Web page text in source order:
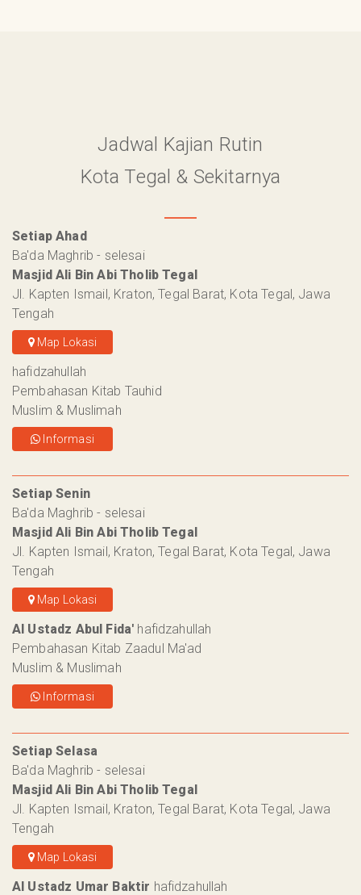
Jadwal Kajian Rutin
Kota Tegal & Sekitarnya
Setiap Ahad
Ba'da Maghrib - selesai
Masjid Ali Bin Abi Tholib Tegal
Jl. Kapten Ismail, Kraton, Tegal Barat, Kota Tegal, Jawa
Tengah
Map Lokasi
hafidzahullah
Pembahasan Kitab Tauhid
Muslim & Muslimah
Informasi
Setiap Senin
Ba'da Maghrib - selesai
Masjid Ali Bin Abi Tholib Tegal
Jl. Kapten Ismail, Kraton, Tegal Barat, Kota Tegal, Jawa
Tengah
Map Lokasi
Al Ustadz Abul Fida' hafidzahullah
Pembahasan Kitab Zaadul Ma'ad
Muslim & Muslimah
Informasi
Setiap Selasa
Ba'da Maghrib - selesai
Masjid Ali Bin Abi Tholib Tegal
Jl. Kapten Ismail, Kraton, Tegal Barat, Kota Tegal, Jawa
Tengah
Map Lokasi
Al Ustadz Umar Baktir hafidzahullah